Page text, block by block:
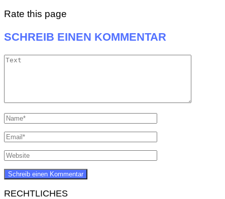
Rate this page
SCHREIB EINEN KOMMENTAR
RECHTLICHES